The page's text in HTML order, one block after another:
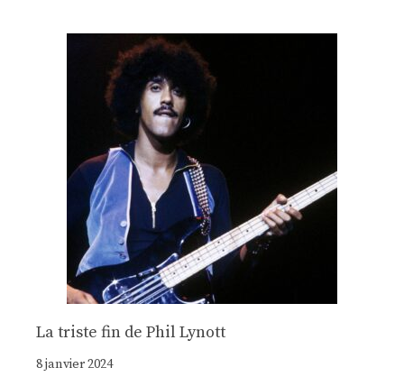
La triste fin de Phil Lynott
8 janvier 2024